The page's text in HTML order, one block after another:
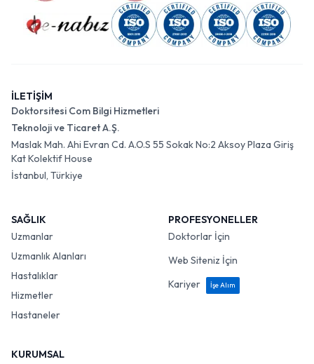
İLETİŞİM
Doktorsitesi Com Bilgi Hizmetleri
Teknoloji ve Ticaret A.Ş.
Maslak Mah. Ahi Evran Cd. A.O.S 55 Sokak No:2 Aksoy Plaza Giriş
Kat Kolektif House
İstanbul, Türkiye
SAĞLIK
Uzmanlar
Uzmanlık Alanları
Hastalıklar
Hizmetler
Hastaneler
PROFESYONELLER
Doktorlar İçin
Web Siteniz İçin
Kariyer
İşe Alım
KURUMSAL